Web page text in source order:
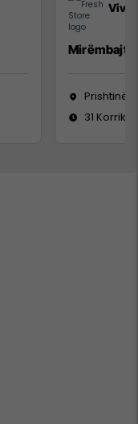
Viva
Prishtinë
31 Korrik